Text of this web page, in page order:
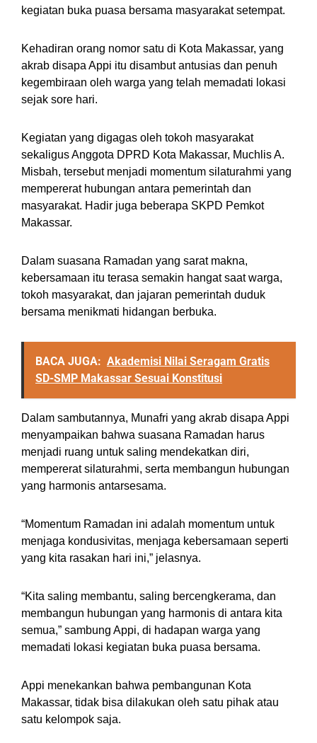
kegiatan buka puasa bersama masyarakat setempat.
Kehadiran orang nomor satu di Kota Makassar, yang
akrab disapa Appi itu disambut antusias dan penuh
kegembiraan oleh warga yang telah memadati lokasi
sejak sore hari.
Kegiatan yang digagas oleh tokoh masyarakat
sekaligus Anggota DPRD Kota Makassar, Muchlis A.
Misbah, tersebut menjadi momentum silaturahmi yang
mempererat hubungan antara pemerintah dan
masyarakat. Hadir juga beberapa SKPD Pemkot
Makassar.
Dalam suasana Ramadan yang sarat makna,
kebersamaan itu terasa semakin hangat saat warga,
tokoh masyarakat, dan jajaran pemerintah duduk
bersama menikmati hidangan berbuka.
BACA JUGA: Akademisi Nilai Seragam Gratis
SD-SMP Makassar Sesuai Konstitusi
Dalam sambutannya, Munafri yang akrab disapa Appi
menyampaikan bahwa suasana Ramadan harus
menjadi ruang untuk saling mendekatkan diri,
mempererat silaturahmi, serta membangun hubungan
yang harmonis antarsesama.
“Momentum Ramadan ini adalah momentum untuk
menjaga kondusivitas, menjaga kebersamaan seperti
yang kita rasakan hari ini,” jelasnya.
“Kita saling membantu, saling bercengkerama, dan
membangun hubungan yang harmonis di antara kita
semua,” sambung Appi, di hadapan warga yang
memadati lokasi kegiatan buka puasa bersama.
Appi menekankan bahwa pembangunan Kota
Makassar, tidak bisa dilakukan oleh satu pihak atau
satu kelompok saja.